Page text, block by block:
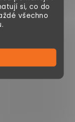
si, co do
všechno